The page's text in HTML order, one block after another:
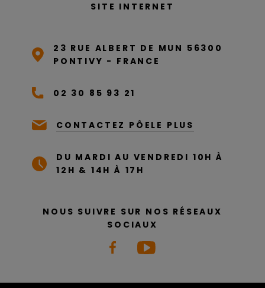
SITE INTERNET
23 RUE ALBERT DE MUN 56300
PONTIVY - FRANCE
02 30 85 93 21
CONTACTEZ PÔELE PLUS
DU MARDI AU VENDREDI 10H À
12H & 14H À 17H
NOUS SUIVRE SUR NOS RÉSEAUX
SOCIAUX